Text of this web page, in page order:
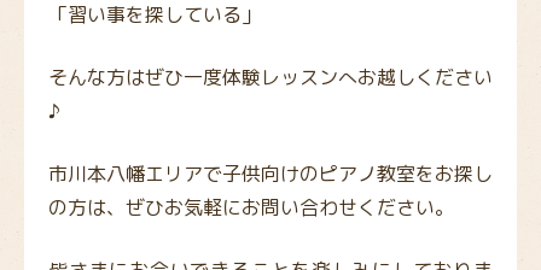
「習い事を探している」
そんな方はぜひ一度体験レッスンへお越しください
♪
市川本八幡エリアで子供向けのピアノ教室をお探し
の方は、ぜひお気軽にお問い合わせください。